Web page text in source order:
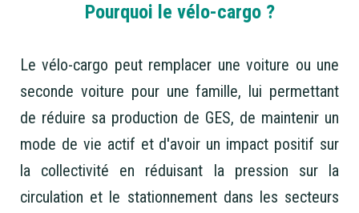
Pourquoi le vélo-cargo ?
Le vélo-cargo peut remplacer une voiture ou une
seconde voiture pour une famille, lui permettant
de réduire sa production de GES, de maintenir un
mode de vie actif et d'avoir un impact positif sur
la collectivité en réduisant la pression sur la
circulation et le stationnement dans les secteurs